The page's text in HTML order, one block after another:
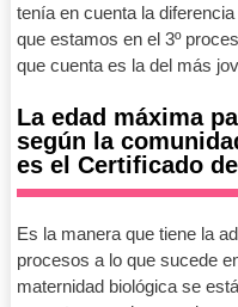
tenía en cuenta la
que estamos en el 3º
que cuenta es la del más
La edad máxima
según la
es el Certificado
Es la manera que tiene la
procesos a lo que sucede
maternidad biológica se